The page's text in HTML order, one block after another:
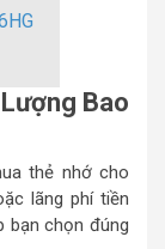
Bao
thẻ nhớ cho
lãng phí tiền
bạn chọn đúng